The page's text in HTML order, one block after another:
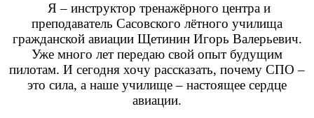
Я – инструктор тренажёрного центра и
преподаватель Сасовского лётного училища
гражданской авиации Щетинин Игорь Валерьевич.
Уже много лет передаю свой опыт будущим
пилотам. И сегодня хочу рассказать, почему СПО –
это сила, а наше училище ‒ настоящее сердце
авиации.